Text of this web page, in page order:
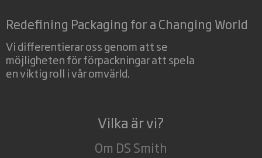
Redefining Packaging for a Changing World
Vi differentierar oss genom att se
möjligheten för förpackningar att spela
en viktig roll i vår omvärld.
Vilka är vi?
Om DS Smith